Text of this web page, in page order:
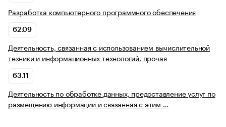
Разработка компьютерного программного обеспечения
62.09
Деятельность, связанная с использованием вычислительной
техники и информационных технологий, прочая
63.11
Деятельность по обработке данных, предоставление услуг по
размещению информации и связанная с этим …